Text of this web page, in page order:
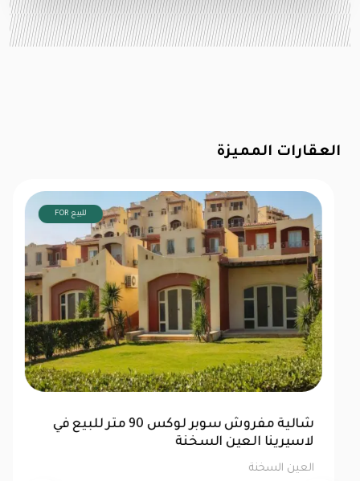
العقارات المميزة
FOR للبيع
بينت هاوس تشطيب كامل 323 متر للبيع في
بورتو العين السخنة
العين السخنة